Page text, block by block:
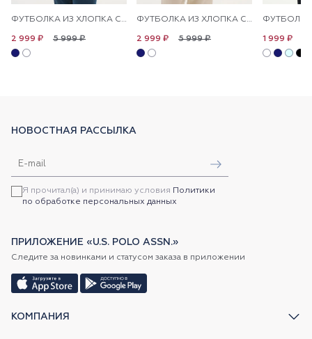
ФУТБОЛКА ИЗ ХЛОПКА С НАДПИСЬЮ
5 999 ₽
2 999 ₽
ФУТБОЛКА ИЗ ХЛОПКА С НАДПИСЬЮ
5 999 ₽
2 999 ₽ 1 999 ₽
КОМПАНИЯ
НОВОСТНАЯ РАССЫЛКА
Я прочитал(а) и принимаю условия Политики
по обработке персональных данных
ПРИЛОЖЕНИЕ «U.S. POLO ASSN.»
Следите за новинками и статусом заказа в приложении